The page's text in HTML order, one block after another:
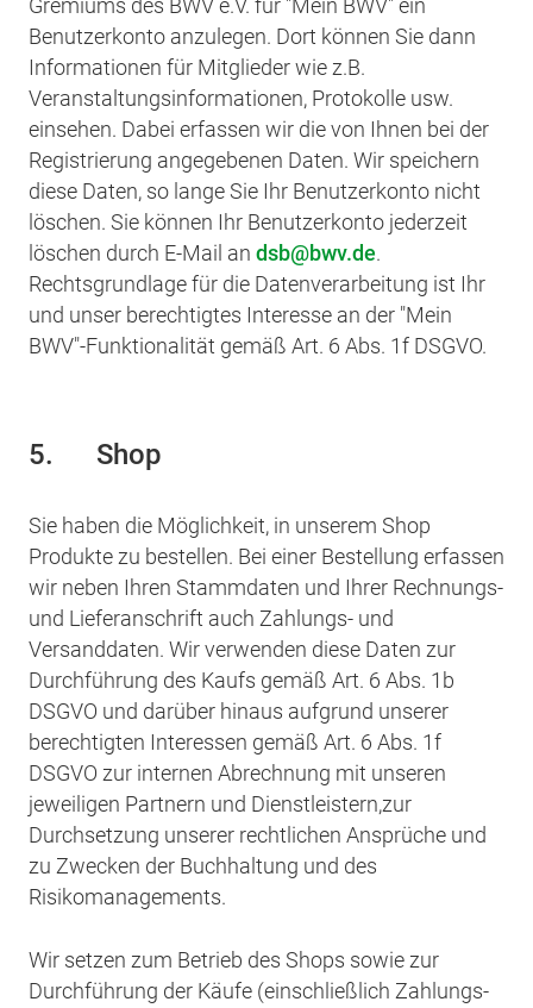
Gremiums des BWV e.V. für "Mein BWV" ein
Benutzerkonto anzulegen. Dort können Sie dann
Informationen für Mitglieder wie z.B.
Veranstaltungsinformationen, Protokolle usw.
einsehen. Dabei erfassen wir die von Ihnen bei der
Registrierung angegebenen Daten. Wir speichern
diese Daten, so lange Sie Ihr Benutzerkonto nicht
löschen. Sie können Ihr Benutzerkonto jederzeit
löschen durch E-Mail an dsb bwv.de.
Rechtsgrundlage für die Datenverarbeitung ist Ihr
und unser berechtigtes Interesse an der "Mein
BWV"-Funktionalität gemäß Art. 6 Abs. 1f DSGVO.
5. Shop
Sie haben die Möglichkeit, in unserem Shop
Produkte zu bestellen. Bei einer Bestellung erfassen
wir neben Ihren Stammdaten und Ihrer Rechnungs-
und Lieferanschrift auch Zahlungs- und
Versanddaten. Wir verwenden diese Daten zur
Durchführung des Kaufs gemäß Art. 6 Abs. 1b
DSGVO und darüber hinaus aufgrund unserer
berechtigten Interessen gemäß Art. 6 Abs. 1f
DSGVO zur internen Abrechnung mit unseren
jeweiligen Partnern und Dienstleistern,zur
Durchsetzung unserer rechtlichen Ansprüche und
zu Zwecken der Buchhaltung und des
Risikomanagements.
Wir setzen zum Betrieb des Shops sowie zur
Durchführung der Käufe (einschließlich Zahlungs-